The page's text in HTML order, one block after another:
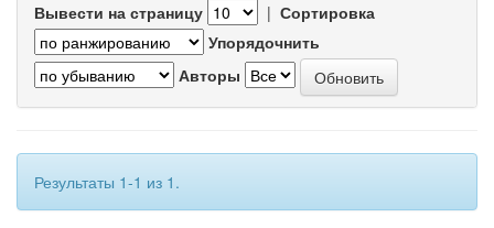
Вывести на страницу | Сортировка
Упорядочнить
Авторы
Результаты 1-1 из 1.